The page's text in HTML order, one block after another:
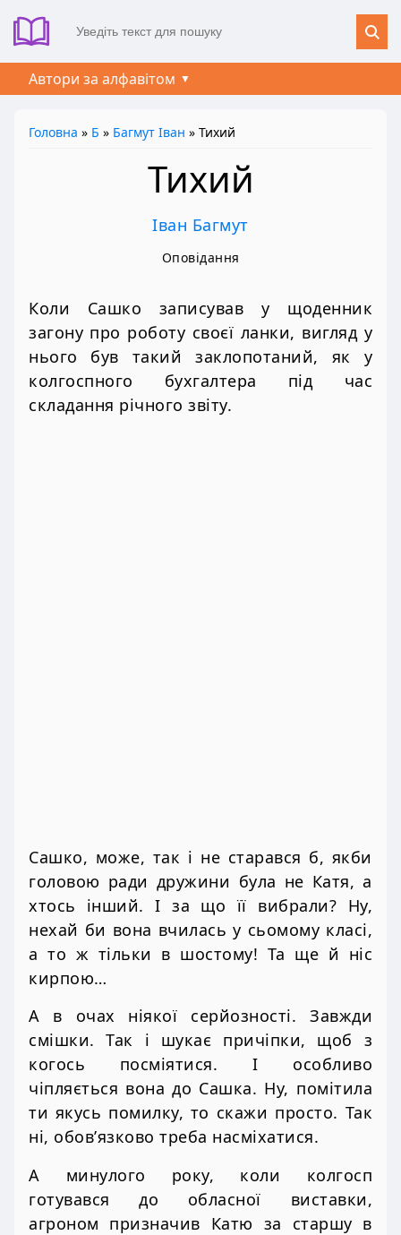
Автори за алфавітом
Головна » Б » Багмут Іван » Тихий
Тихий
Іван Багмут
Оповідання
Коли Сашко записував у щоденник
загону про роботу своєї ланки, вигляд у
нього був такий заклопотаний, як у
колгоспного бухгалтера під час
складання річного звіту.
Сашко, може, так і не старався б, якби
головою ради дружини була не Катя, а
хтось інший. І за що її вибрали? Ну,
нехай би вона вчилась у сьомому класі,
а то ж тільки в шостому! Та ще й ніс
кирпою…
А в очах ніякої серйозності. Завжди
смішки. Так і шукає причіпки, щоб з
когось посміятися. І особливо
чіпляється вона до Сашка. Ну, помітила
ти якусь помилку, то скажи просто. Так
ні, обов’язково треба насміхатися.
А минулого року, коли колгосп
готувався до обласної виставки,
агроном призначив Катю за старшу в